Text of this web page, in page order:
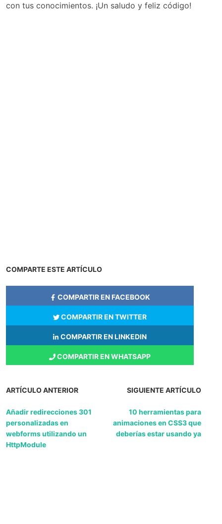
con tus conocimientos. ¡Un saludo y feliz código!
COMPARTE ESTE ARTÍCULO
COMPARTIR EN FACEBOOK
COMPARTIR EN TWITTER
COMPARTIR EN LINKEDIN
COMPARTIR EN WHATSAPP
ARTÍCULO ANTERIOR
Añadir redirecciones 301
personalizadas en
webforms utilizando un
HttpModule
SIGUIENTE ARTÍCULO
10 herramientas para
animaciones en CSS3 que
deberías estar usando ya